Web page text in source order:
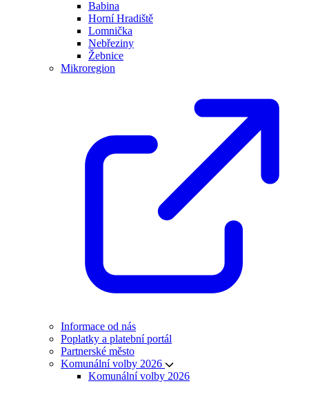
Babina
Horní Hradiště
Lomnička
Nebřeziny
Žebnice
Mikroregion
Informace od nás
Poplatky a platební portál
Partnerské město
Komunální volby 2026
Komunální volby 2026